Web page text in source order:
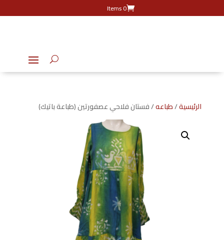
0 Items
الرئيسية/طباعه/ فستان فلاحي عصفورتين (طباعة باتيك)